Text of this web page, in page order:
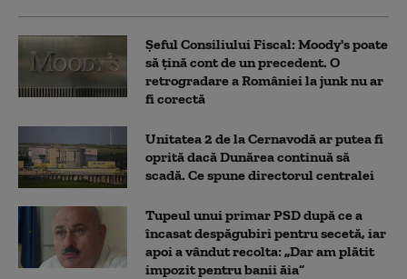
Șeful Consiliului Fiscal: Moody's poate
să țină cont de un precedent. O
retrogradare a României la junk nu ar
fi corectă
Unitatea 2 de la Cernavodă ar putea fi
oprită dacă Dunărea continuă să
scadă. Ce spune directorul centralei
Tupeul unui primar PSD după ce a
încasat despăgubiri pentru secetă, iar
apoi a vândut recolta: „Dar am plătit
impozit pentru banii ăia”